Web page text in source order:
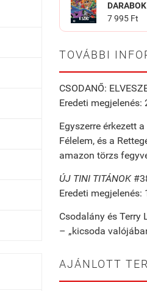
DARABOK
7 995 Ft
TOVÁBBI
CSODANŐ:
Eredeti
Egyszerre érkezett
Félelem, és a
amazon törzs
ÚJ TINI TITÁNOK
Eredeti megjelenés:
Csodalány és Terry
– „kicsoda
AJÁNLOTT